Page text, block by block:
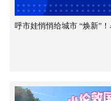
呼市娃悄悄给城市 “焕新”